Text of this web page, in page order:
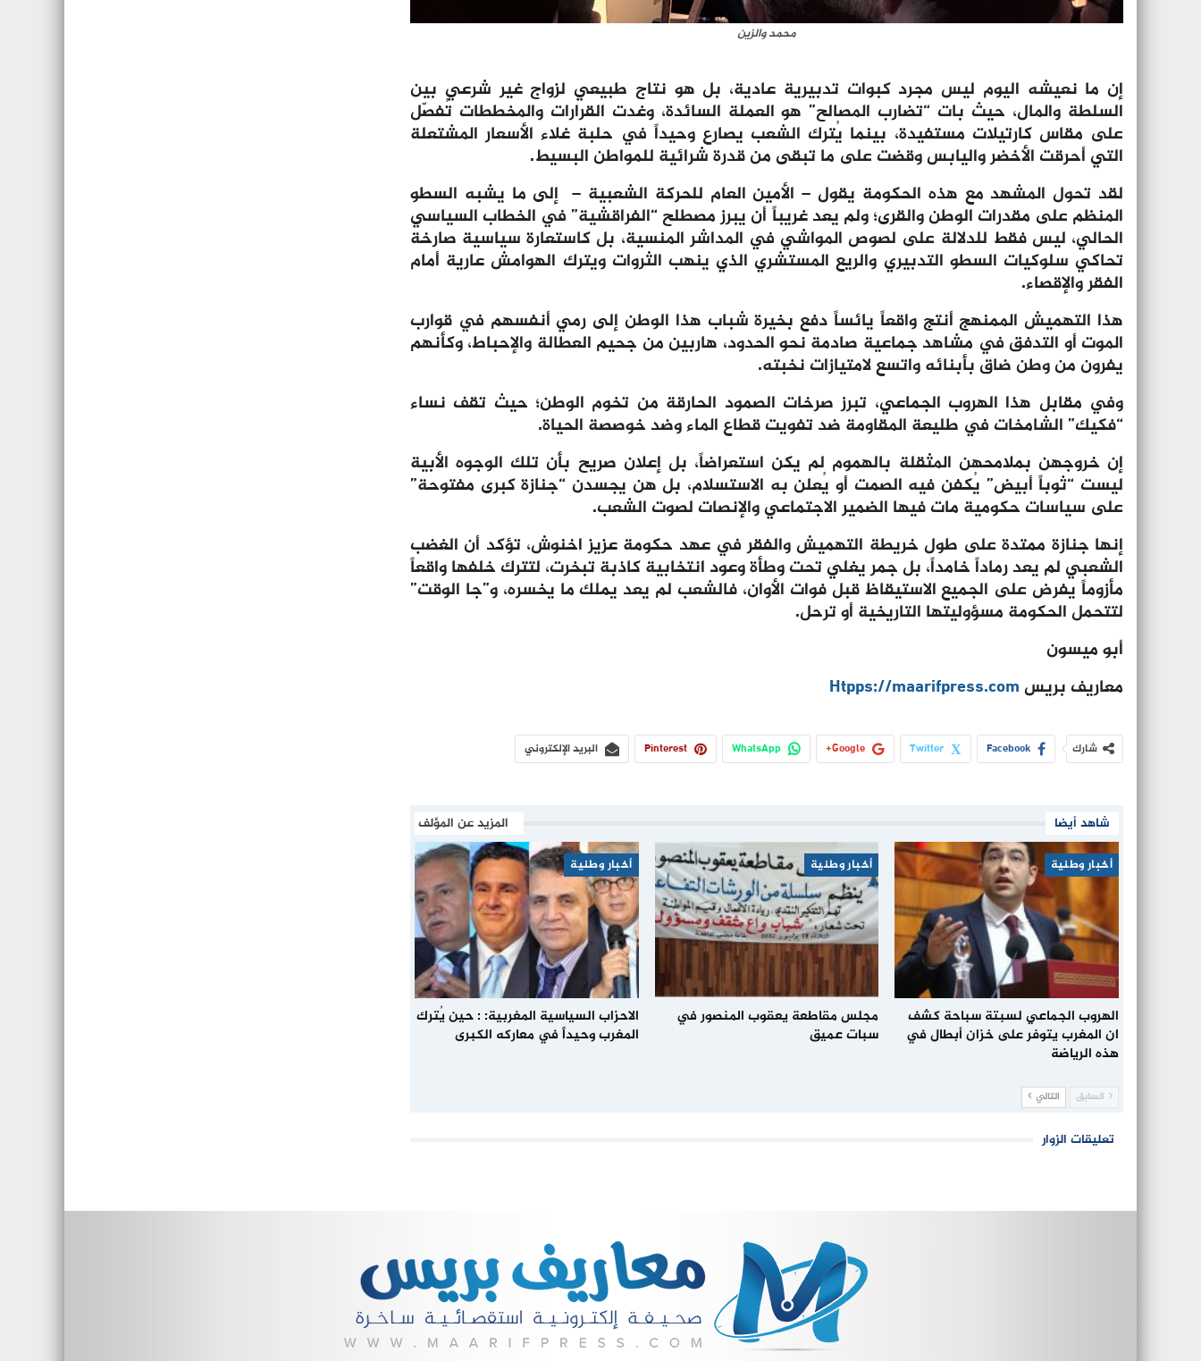
محمد والزين
إن ما نعيشه اليوم ليس مجرد كبوات تدبيرية عادية، بل هو نتاج طبيعي لزواج غير شرعي بين
السلطة والمال، حيث بات “تضارب المصالح” هو العملة السائدة، وغدت القرارات والمخططات تُفصّل
على مقاس كارتيلات مستفيدة، بينما يُترك الشعب يصارع وحيداً في حلبة غلاء الأسعار المشتعلة
التي أحرقت الأخضر واليابس وقضت على ما تبقى من قدرة شرائية للمواطن البسيط.
لقد تحول المشهد مع هذه الحكومة يقول – الأمين العام للحركة الشعبية – إلى ما يشبه السطو
المنظم على مقدرات الوطن والقرى؛ ولم يعد غريباً أن يبرز مصطلح “الفراقشية” في الخطاب السياسي
الحالي، ليس فقط للدلالة على لصوص المواشي في المداشر المنسية، بل كاستعارة سياسية صارخة
تحاكي سلوكيات السطو التدبيري والريع المستشري الذي ينهب الثروات ويترك الهوامش عارية أمام
الفقر والإقصاء.
هذا التهميش الممنهج أنتج واقعاً يائساً دفع بخيرة شباب هذا الوطن إلى رمي أنفسهم في قوارب
الموت أو التدفق في مشاهد جماعية صادمة نحو الحدود، هاربين من جحيم العطالة والإحباط، وكأنهم
يفرون من وطن ضاق بأبنائه واتسع لامتيازات نخبته.
وفي مقابل هذا الهروب الجماعي، تبرز صرخات الصمود الحارقة من تخوم الوطن؛ حيث تقف نساء
“فكيك” الشامخات في طليعة المقاومة ضد تفويت قطاع الماء وضد خوصصة الحياة.
إن خروجهن بملامحهن المثقلة بالهموم لم يكن استعراضاً، بل إعلان صريح بأن تلك الوجوه الأبية
ليست “ثوباً أبيض” يُكفن فيه الصمت أو يُعلن به الاستسلام، بل هن يجسدن “جنازة كبرى مفتوحة”
على سياسات حكومية مات فيها الضمير الاجتماعي والإنصات لصوت الشعب.
إنها جنازة ممتدة على طول خريطة التهميش والفقر في عهد حكومة عزيز اخنوش، تؤكد أن الغضب
الشعبي لم يعد رماداً خامداً، بل جمر يغلي تحت وطأة وعود انتخابية كاذبة تبخرت، لتترك خلفها واقعاً
مأزوماً يفرض على الجميع الاستيقاظ قبل فوات الأوان، فالشعب لم يعد يملك ما يخسره، و”جا الوقت”
لتتحمل الحكومة مسؤوليتها التاريخية أو ترحل.
أبو ميسون
معاريف بريسHtpps://maarifpress.com
شارك Facebook
Twitter
Google+
WhatsApp
Pinterest البريد الإلكتروني
شاهد أيضا المزيد عن المؤلف
أخبار وطنية
الهروب الجماعي لسبتة سباحة كشف
ان المغرب يتوفر على خزان أبطال في
هذه الرياضة
أخبار وطنية
مجلس مقاطعة يعقوب المنصور في
سبات عميق
أخبار وطنية
الاحزاب السياسية المغربية: : حين يُترك
المغرب وحيداً في معاركه الكبرى
السابق التالي
تعليقات الزوار